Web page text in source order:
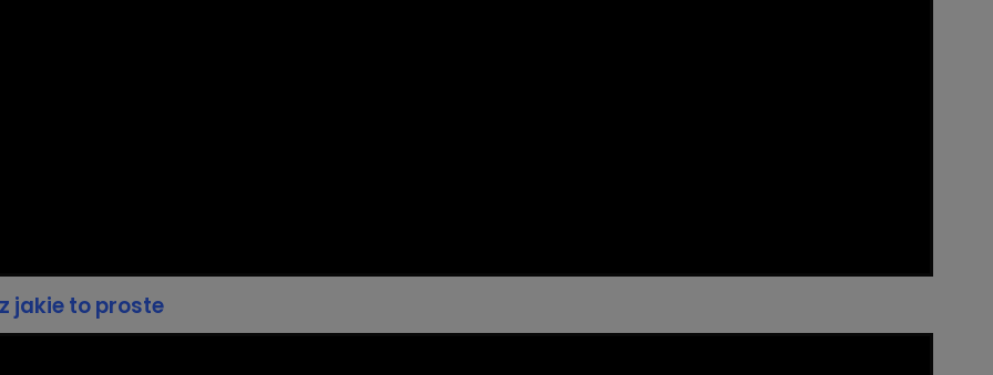
jakie to proste